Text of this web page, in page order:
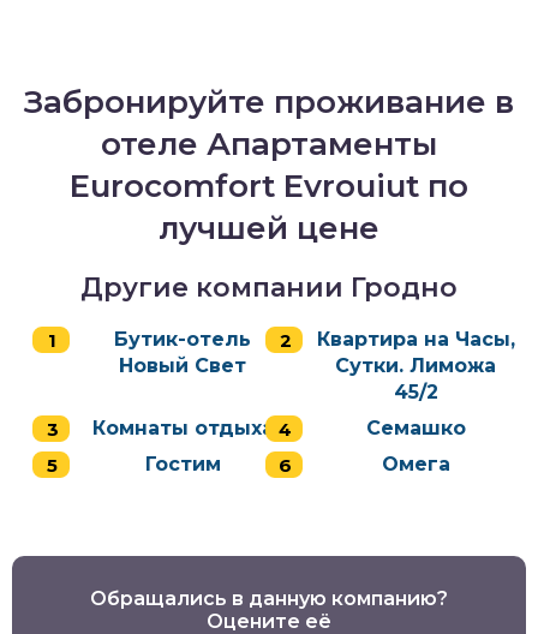
Забронируйте проживание в
отеле Апартаменты
Eurocomfort Evrouiut по
лучшей цене
Другие компании Гродно
Бутик-отель
Новый Свет
Квартира на Часы,
Сутки. Лиможа
45/2
Комнаты отдыха
Семашко
Гостим
Омега
Обращались в данную компанию?
Оцените её